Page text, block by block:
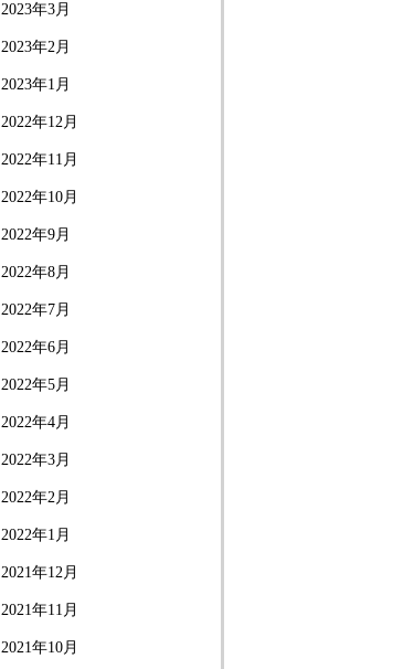
2023年3月
2023年2月
2023年1月
2022年12月
2022年11月
2022年10月
2022年9月
2022年8月
2022年7月
2022年6月
2022年5月
2022年4月
2022年3月
2022年2月
2022年1月
2021年12月
2021年11月
2021年10月